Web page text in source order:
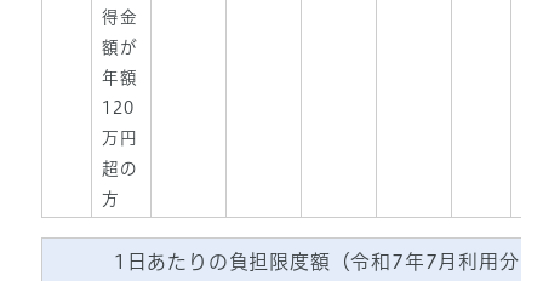
得金
額が
年額
120
万円
超の
方
1日あたりの負担限度額（令和7年7月利用分